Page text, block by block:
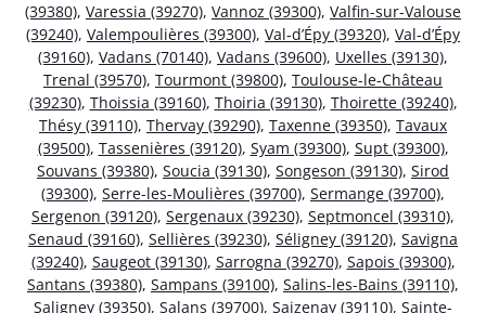
(39380), Varessia (39270), Vannoz (39300), Valfin-sur-Valouse
(39240), Valempoulières (39300), Val-d’Épy (39320), Val-d’Épy
(39160), Vadans (70140), Vadans (39600), Uxelles (39130),
Trenal (39570), Tourmont (39800), Toulouse-le-Château
(39230), Thoissia (39160), Thoiria (39130), Thoirette (39240),
Thésy (39110), Thervay (39290), Taxenne (39350), Tavaux
(39500), Tassenières (39120), Syam (39300), Supt (39300),
Souvans (39380), Soucia (39130), Songeson (39130), Sirod
(39300), Serre-les-Moulières (39700), Sermange (39700),
Sergenon (39120), Sergenaux (39230), Septmoncel (39310),
Senaud (39160), Sellières (39230), Séligney (39120), Savigna
(39240), Saugeot (39130), Sarrogna (39270), Sapois (39300),
Santans (39380), Sampans (39100), Salins-les-Bains (39110),
Saligney (39350), Salans (39700), Saizenay (39110), Sainte-